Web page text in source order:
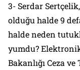
3- Serdar
olduğu halde 9
halde neden
yumdu?
Bakanlığı Ceza